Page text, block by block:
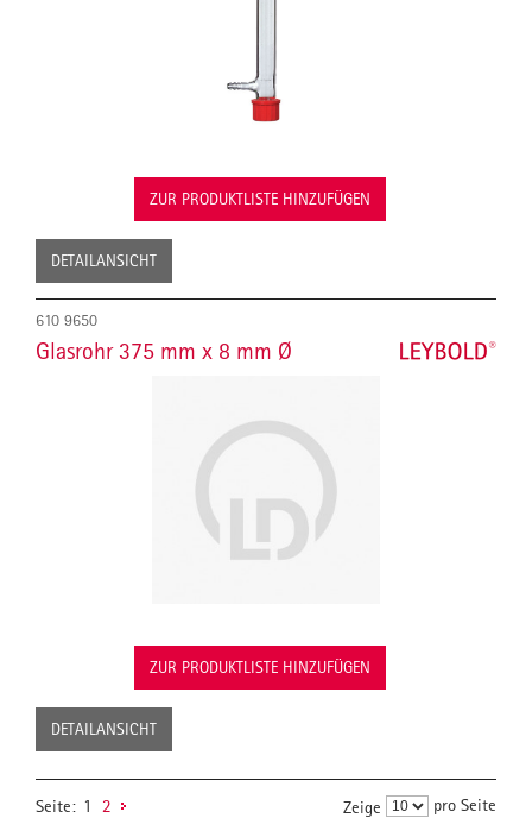
ZUR PRODUKTLISTE HINZUFÜGEN
DETAILANSICHT
610 9650
Glasrohr 375 mm x 8 mm Ø
ZUR PRODUKTLISTE HINZUFÜGEN
DETAILANSICHT
Seite: 1 2 Zeige pro Seite